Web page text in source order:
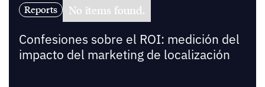
Reports No items found.
Confesiones sobre el ROI: medición del
impacto del marketing de localización